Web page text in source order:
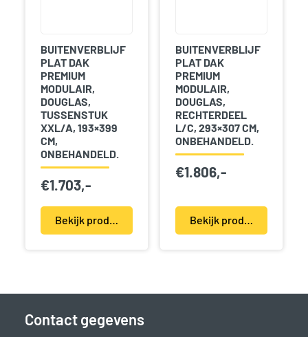
BUITENVERBLIJF
PLAT DAK
PREMIUM
MODULAIR,
DOUGLAS,
TUSSENSTUK
XXL/A, 193×399
CM,
ONBEHANDELD.
€1.703,-
Bekijk product(en)
BUITENVERBLIJF
PLAT DAK
PREMIUM
MODULAIR,
DOUGLAS,
RECHTERDEEL
L/C, 293×307 CM,
ONBEHANDELD.
€1.806,-
Bekijk product(en)
Contact gegevens